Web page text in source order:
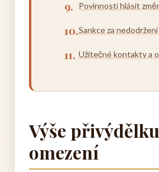
Povinnosti hlásit
Sankce za
Užitečné kontakty a
Výše
omezení